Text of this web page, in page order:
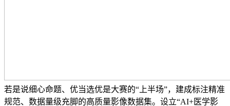
若是说细心命题、优当选优是大赛的“上半场”，建成标注精准
规范、数据量级充脚的高质量影像数据集。设立“AI+医学影